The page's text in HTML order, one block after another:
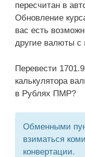
пересчитан в
Обновление
вас есть
другие валюты
Перевести
калькулятора
в Рублях ПМР?
Обменными
взиматься
конвертации.